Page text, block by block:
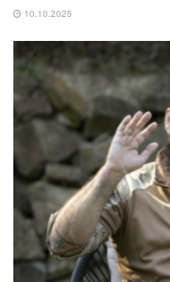
10.10.2025